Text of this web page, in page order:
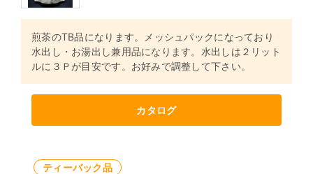
煎茶のTB品になります。メッシュパックになっており
水出し・お湯出し兼用品になります。水出しは２リット
ルに３Ｐが目安です。お好みで調整して下さい。
カタログ
ティーバック品